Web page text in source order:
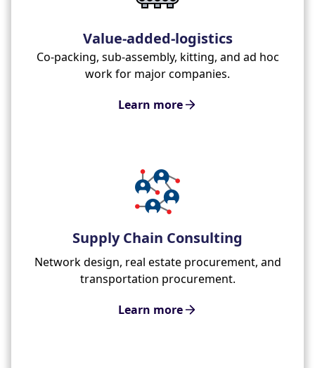
Value-added-logistics
Co-packing, sub-assembly, kitting, and ad hoc
work for major companies.
Learn more
Supply Chain Consulting
Network design, real estate procurement, and
transportation procurement.
Learn more